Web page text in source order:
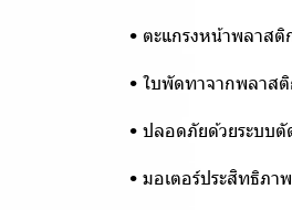
• ตะแกรงหน้าพลาส
• ใบพัดทาจากพลาส
• ปลอดภัยด้วยระบบ
• มอเตอร์ประสิทธิภา